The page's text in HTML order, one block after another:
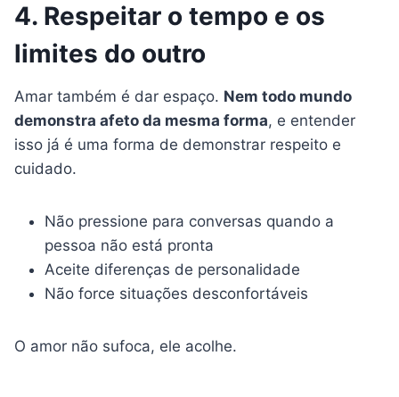
4. Respeitar o tempo e os
limites do outro
Amar também é dar espaço. Nem todo mundo
demonstra afeto da mesma forma, e entender
isso já é uma forma de demonstrar respeito e
cuidado.
Não pressione para conversas quando a
pessoa não está pronta
Aceite diferenças de personalidade
Não force situações desconfortáveis
O amor não sufoca, ele acolhe.